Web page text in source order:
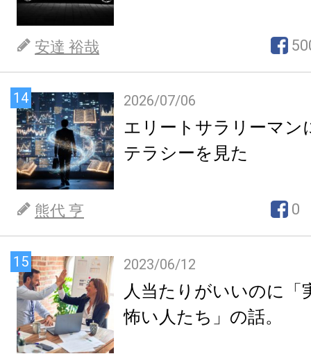
安達 裕哉
14 2026/07/06
エリートサラリーマン
テラシーを見た
熊代 亨 0
15 2023/06/12
人当たりがいいのに「
怖い人たち」の話。